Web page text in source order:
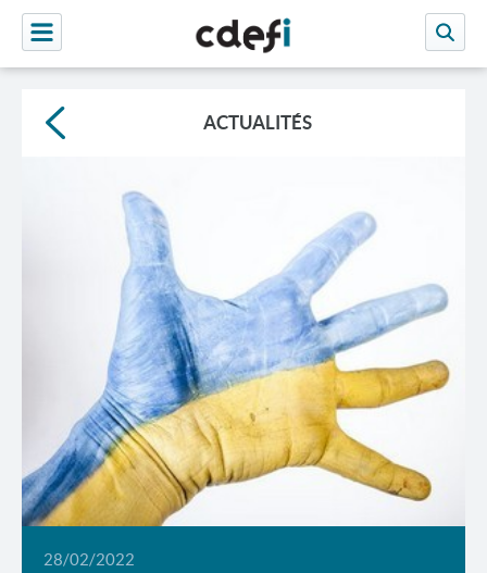
ACTUALITÉS
28/02/2022